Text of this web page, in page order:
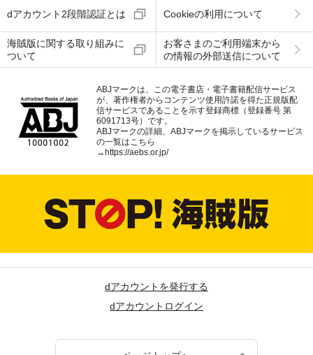
dアカウント2段階認証とは Cookieの利用について
海賊版に関する取り組みに
ついて
お客さまのご利用端末から
の情報の外部送信について
ABJマークは、この電子書店・電子書籍配信サービス
が、著作権者からコンテンツ使用許諾を得た正規版配
信サービスであることを示す登録商標（登録番号 第
6091713号）です。
ABJマークの詳細、ABJマークを掲示しているサービス
の一覧はこちら
→ https://aebs.or.jp/
dアカウントを発行する
dアカウントログイン